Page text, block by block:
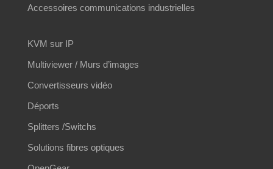
Accessoires communications industrielles
KVM sur IP
Multiviewer / Murs d’images
Convertisseurs vidéo
Déports
Splitters /Switchs
Solutions fibres optiques